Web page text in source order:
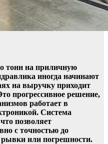
тонн на приличную
иногда начинают
на выручку приходит
прогрессивное решение,
работает в
Система
позволяет
с точностью до
или погрешности.